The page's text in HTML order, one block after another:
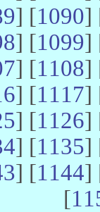
] [1090]
] [1099]
] [1108]
] [1117]
] [1126]
] [1135]
] [1144]
[